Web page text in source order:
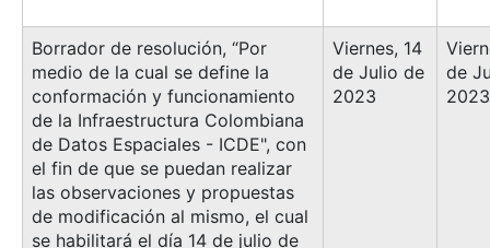
Borrador de resolución, “Por
medio de la cual se define la
conformación y funcionamiento
de la Infraestructura Colombiana
de Datos Espaciales - ICDE", con
el fin de que se puedan realizar
las observaciones y propuestas
de modificación al mismo, el cual
se habilitará el día 14 de julio de
Viernes, 14
de Julio de
2023
de
2023